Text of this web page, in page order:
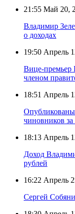
21:55 Май 20,
Владимир
о доходах
19:50 Апрель
Вице-премьер
членом
18:51 Апрель
Опубликованы
чиновников за
18:13 Апрель
Доход
рублей
16:22 Апрель
Сергей